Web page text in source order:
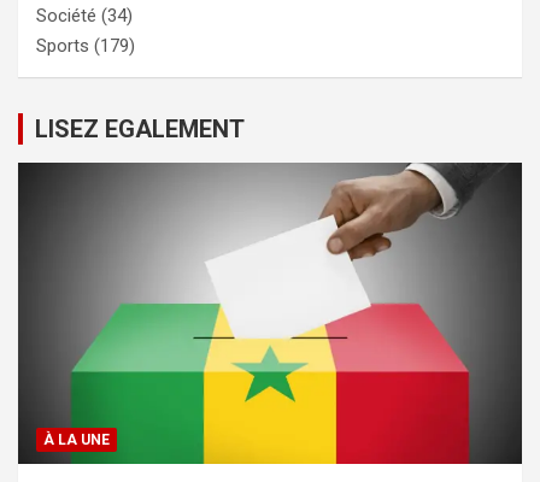
Société (34)
Sports (179)
LISEZ EGALEMENT
À LA UNE